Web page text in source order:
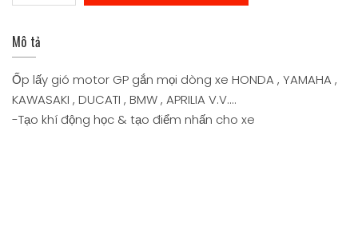
Mô tả
Ốp lấy gió motor GP gắn mọi dòng xe HONDA , YAMAHA ,
KAWASAKI , DUCATI , BMW , APRILIA V.V....
-Tạo khí động học & tạo điểm nhấn cho xe